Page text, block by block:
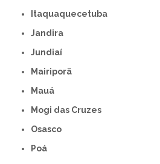
Itaquaquecetuba
Jandira
Jundiaí
Mairiporã
Mauá
Mogi das Cruzes
Osasco
Poá